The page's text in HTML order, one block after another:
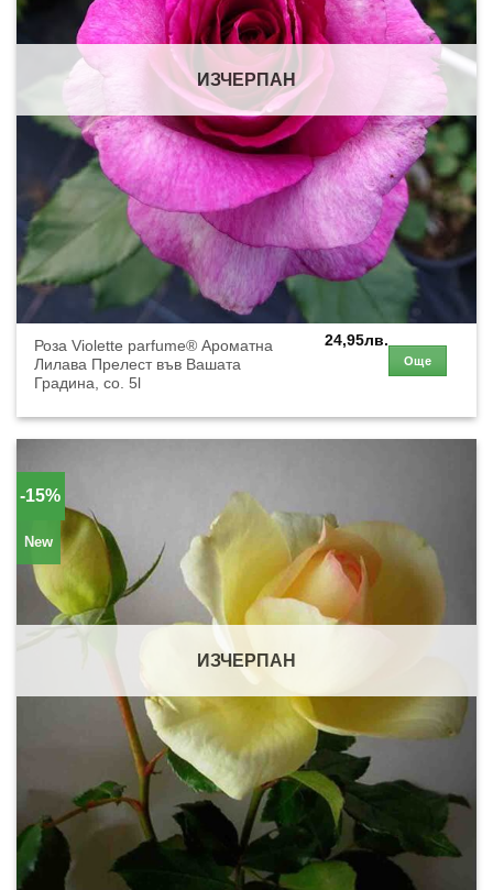
ИЗЧЕРПАН
Роза Violette parfume® Ароматна
Лилава Прелест във Вашата
Градина, co. 5l
24,95лв.
Още
-15%
New
ИЗЧЕРПАН